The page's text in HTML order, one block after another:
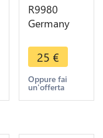
R9980
Germany
1/24 Thaler
Friedrich II
1783 A
Silver ->
25 €
Oppure fai
un'offerta